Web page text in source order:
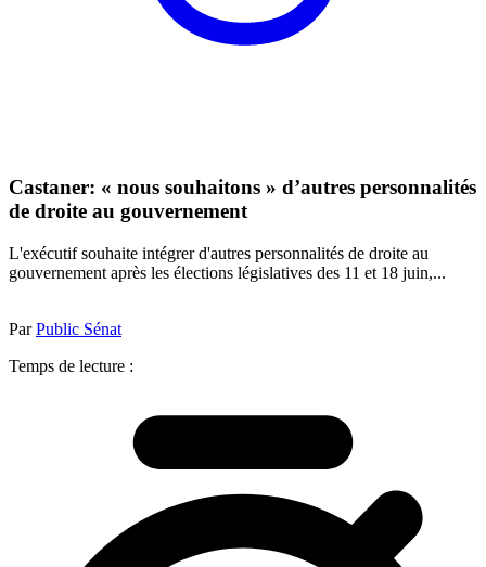
Castaner: « nous souhaitons » d’autres personnalités
de droite au gouvernement
L'exécutif souhaite intégrer d'autres personnalités de droite au
gouvernement après les élections législatives des 11 et 18 juin,...
ParPublic Sénat
Temps de lecture :